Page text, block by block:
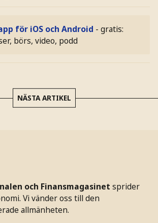
för iOS och Android - gratis:
börs, video, podd
NÄSTA ARTIKEL
och Finansmagasinet sprider
Vi vänder oss till den
allmänheten.